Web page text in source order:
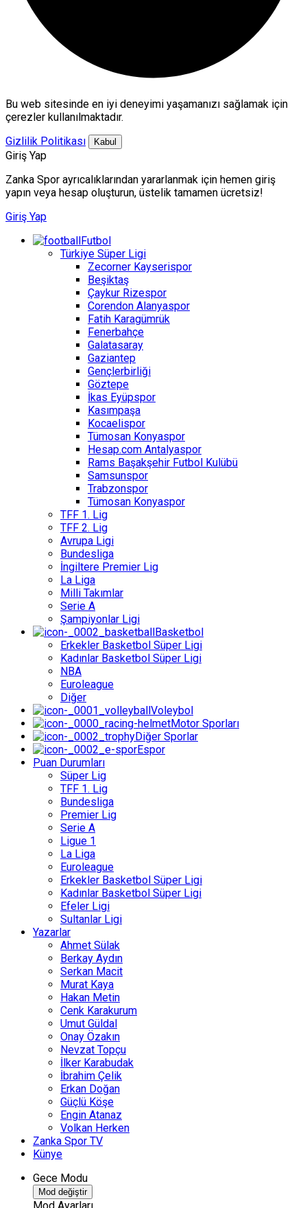
Bu web sitesinde en iyi deneyimi yaşamanızı sağlamak için
çerezler kullanılmaktadır.
Gizlilik Politikası
Kabul
Giriş Yap
Zanka Spor ayrıcalıklarından yararlanmak için hemen giriş
yapın veya hesap oluşturun, üstelik tamamen ücretsiz!
Giriş Yap
Futbol
Türkiye Süper Ligi
Zecorner Kayserispor
Beşiktaş
Çaykur Rizespor
Corendon Alanyaspor
Fatih Karagümrük
Fenerbahçe
Galatasaray
Gaziantep
Gençlerbirliği
Göztepe
İkas Eyüpspor
Kasımpaşa
Kocaelispor
Tümosan Konyaspor
Hesap.com Antalyaspor
Rams Başakşehir Futbol Kulübü
Samsunspor
Trabzonspor
Tümosan Konyaspor
TFF 1. Lig
TFF 2. Lig
Avrupa Ligi
Bundesliga
İngiltere Premier Lig
La Liga
Milli Takımlar
Serie A
Şampiyonlar Ligi
Basketbol
Erkekler Basketbol Süper Ligi
Kadınlar Basketbol Süper Ligi
NBA
Euroleague
Diğer
Voleybol
Motor Sporları
Diğer Sporlar
Espor
Puan Durumları
Süper Lig
TFF 1. Lig
Bundesliga
Premier Lig
Serie A
Ligue 1
La Liga
Euroleague
Erkekler Basketbol Süper Ligi
Kadınlar Basketbol Süper Ligi
Efeler Ligi
Sultanlar Ligi
Yazarlar
Ahmet Sülak
Berkay Aydın
Serkan Macit
Murat Kaya
Hakan Metin
Cenk Karakurum
Umut Güldal
Onay Özakın
Nevzat Topçu
İlker Karabudak
İbrahim Çelik
Erkan Doğan
Güçlü Köşe
Engin Atanaz
Volkan Herken
Zanka Spor TV
Künye
Gece Modu
Mod değiştir